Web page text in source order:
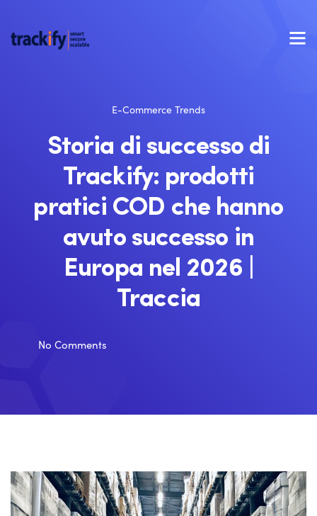
E-Commerce Trends
Storia di successo di
Trackify: prodotti
pratici COD che hanno
avuto successo in
Europa nel 2026 |
Traccia
No Comments